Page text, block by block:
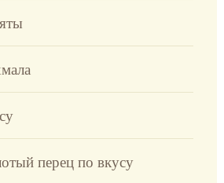
перец по вкусу